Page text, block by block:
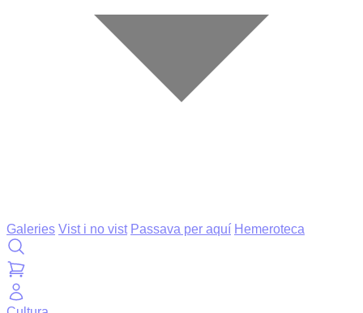
Galeries Vist i no vist Passava per aquí Hemeroteca